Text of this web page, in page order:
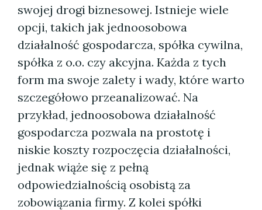
swojej drogi biznesowej. Istnieje wiele
opcji, takich jak jednoosobowa
działalność gospodarcza, spółka cywilna,
spółka z o.o. czy akcyjna. Każda z tych
form ma swoje zalety i wady, które warto
szczegółowo przeanalizować. Na
przykład, jednoosobowa działalność
gospodarcza pozwala na prostotę i
niskie koszty rozpoczęcia działalności,
jednak wiąże się z pełną
odpowiedzialnością osobistą za
zobowiązania firmy. Z kolei spółki